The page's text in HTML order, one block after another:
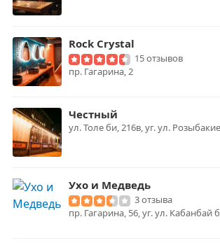
Rock Crystal
15 отзывов
пр. Гагарина, 2
Честный
ул. Толе би, 216в, уг. ул.
Ухо и Медведь
3 отзыва
пр. Гагарина, 56, уг. ул. Кабанбай